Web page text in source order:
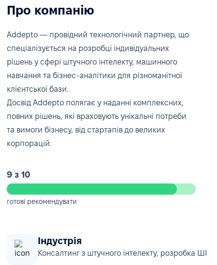
Про компанію
Addepto — провідний технологічний партнер, що
спеціалізується на розробці індивідуальних
рішень у сфері штучного інтелекту, машинного
навчання та бізнес-аналітики для різноманітної
клієнтської бази.
Досвід Addepto полягає у наданні комплексних,
повних рішень, які враховують унікальні потреби
та вимоги бізнесу, від стартапів до великих
корпорацій.
9 з 10
готові рекомендувати
Індустрія
Консалтинг з штучного інтелекту, розробка ШІ